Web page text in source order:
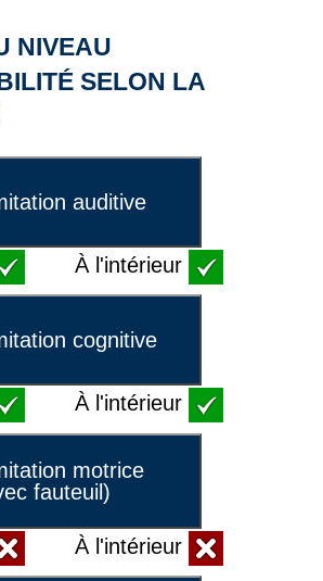
NIVEAU
SELON LA
auditive
À l'intérieur
cognitive
À l'intérieur
motrice
fauteuil)
À l'intérieur